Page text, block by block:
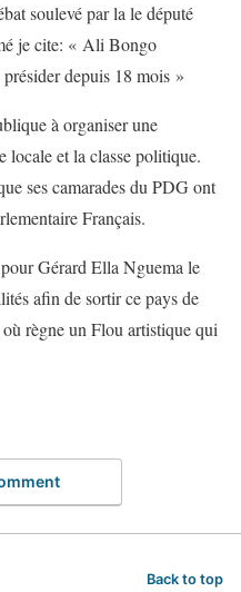
soulevé par la le député
je cite: « Ali Bongo
depuis 18 mois »
à organiser une
locale et la classe politique.
ses camarades du PDG ont
Français.
Gérard Ella Nguema le
afin de sortir ce pays de
où règne un Flou artistique qui
Back to top